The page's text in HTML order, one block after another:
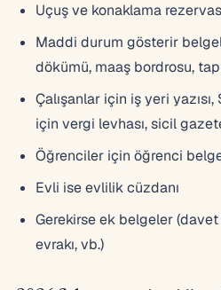
Uçuş ve konaklama
Maddi durum gösterir
dökümü, maaş bordrosu,
Çalışanlar için iş yeri
için vergi levhası, sicil
Öğrenciler için öğrenci
Evli ise evlilik cüzdanı
Gerekirse ek belgeler
evrakı, vb.)